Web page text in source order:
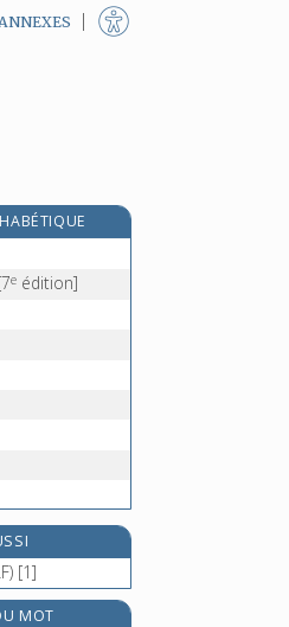
ANNEXES
e édition]
[1]
MOT